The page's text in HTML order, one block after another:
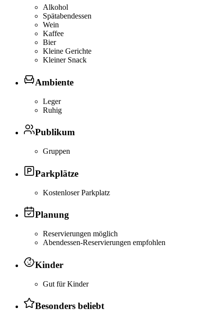
Alkohol
Spätabendessen
Wein
Kaffee
Bier
Kleine Gerichte
Kleiner Snack
Ambiente
Leger
Ruhig
Publikum
Gruppen
Parkplätze
Kostenloser Parkplatz
Planung
Reservierungen möglich
Abendessen-Reservierungen empfohlen
Kinder
Gut für Kinder
Besonders beliebt